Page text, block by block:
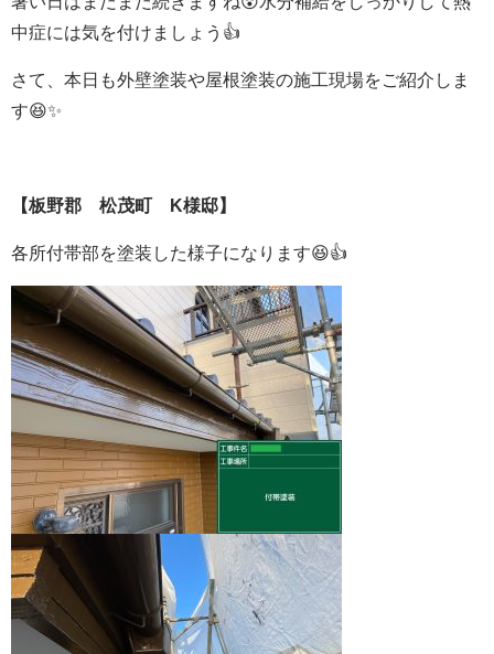
中症には気を付けましょう👍
さて、本日も外壁塗装や屋根塗装の施工現場をご紹介しま
す😆✨
【板野郡 松茂町 K様邸】
各所付帯部を塗装した様子になります😆👍